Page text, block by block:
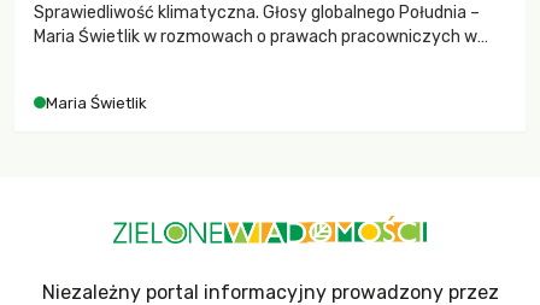
Sprawiedliwość klimatyczna. Głosy globalnego Południa –
Maria Świetlik w rozmowach o prawach pracowniczych w
Maria Świetlik
Niezależny portal informacyjny prowadzony przez